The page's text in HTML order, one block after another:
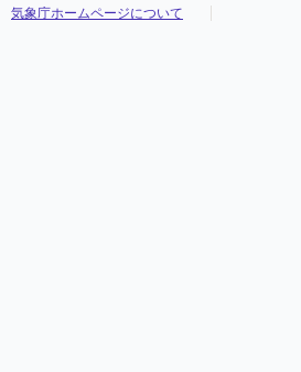
気象庁ホームページについて